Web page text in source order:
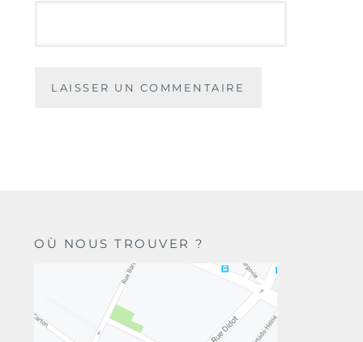
OÙ NOUS TROUVER ?